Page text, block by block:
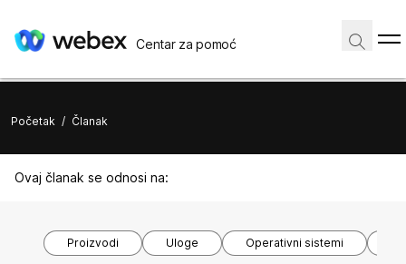
Centar za pomoć
Početak / Članak
Ovaj članak se odnosi na:
Proizvodi Uloge Operativni sistemi